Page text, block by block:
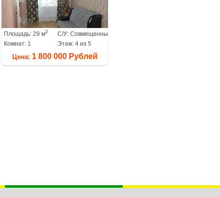
Площадь: 29 м2
С/У: Совмещенный
Комнат: 1
Этаж: 4 из 5
Цена:1 800 000 Рублей